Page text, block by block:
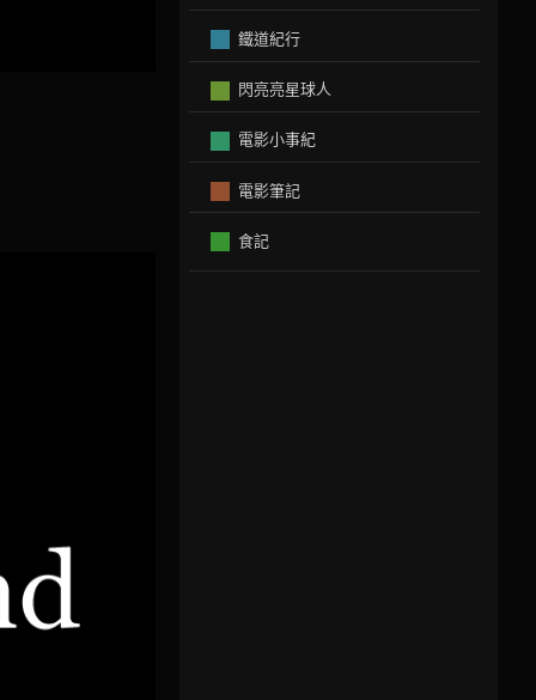
鐵道紀行
閃亮亮星球人
電影小事紀
電影筆記
食記